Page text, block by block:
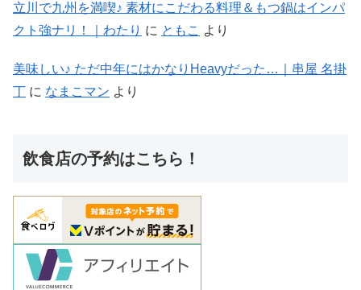
立川で九州を満喫♪ 素材にこだわる料理＆もつ鍋はインパ
クト強ナリ！｜わたり に ともこ より
美味しい♪ ただ中年にはかなりHeavyだった…｜串屋 名掛
丁 に なまこマン より
飲食店の予約はこちら！